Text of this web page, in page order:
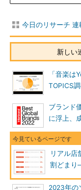
今日のリサーチ 連
新しい
「音楽
TOPICS
ブランド
に浮上、
リアル店
割どま
2023年の